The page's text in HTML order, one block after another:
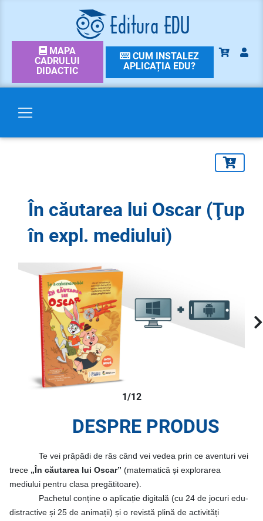
MAPA
CADRULUI
DIDACTIC
CUM INSTALEZ
APLICAȚIA EDU?
În căutarea lui Oscar (Ţup
în expl. mediului)
1/12
DESPRE PRODUS
Te vei prăpădi de râs când vei vedea prin ce aventuri vei
trece „În căutarea lui Oscar” (matematică și explorarea
mediului pentru clasa pregătitoare).
Pachetul conține o aplicație digitală (cu 24 de jocuri edu-
distractive și 25 de animații) și o revistă plină de activități